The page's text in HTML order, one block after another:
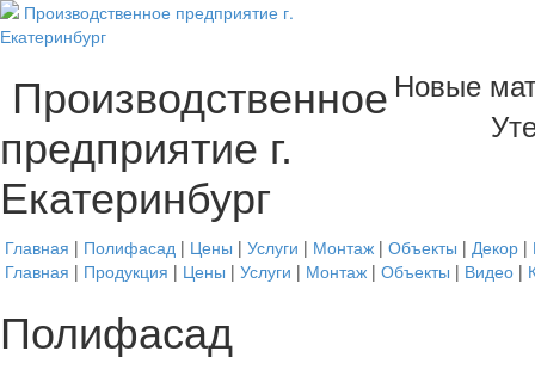
Производственное
предприятие г.
Екатеринбург
Новые
Главная | Полифасад | Цены | Услуги | Монтаж | Объекты | Декор |
Главная | Продукция | Цены | Услуги | Монтаж | Объекты | Видео |
Полифасад